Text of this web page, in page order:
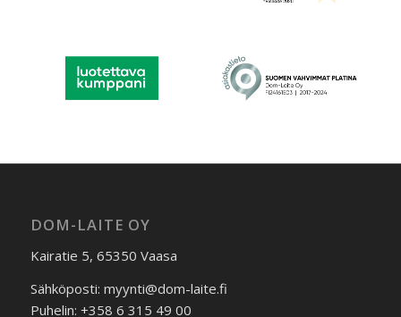
DOM-LAITE OY
Kairatie 5, 65350 Vaasa
Sähköposti: myynti@dom-laite.fi
Puhelin: +358 6 315 49 00